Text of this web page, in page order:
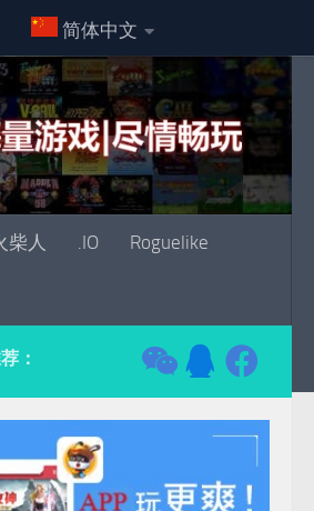
简体中文
柴人 .IO Roguelike
：